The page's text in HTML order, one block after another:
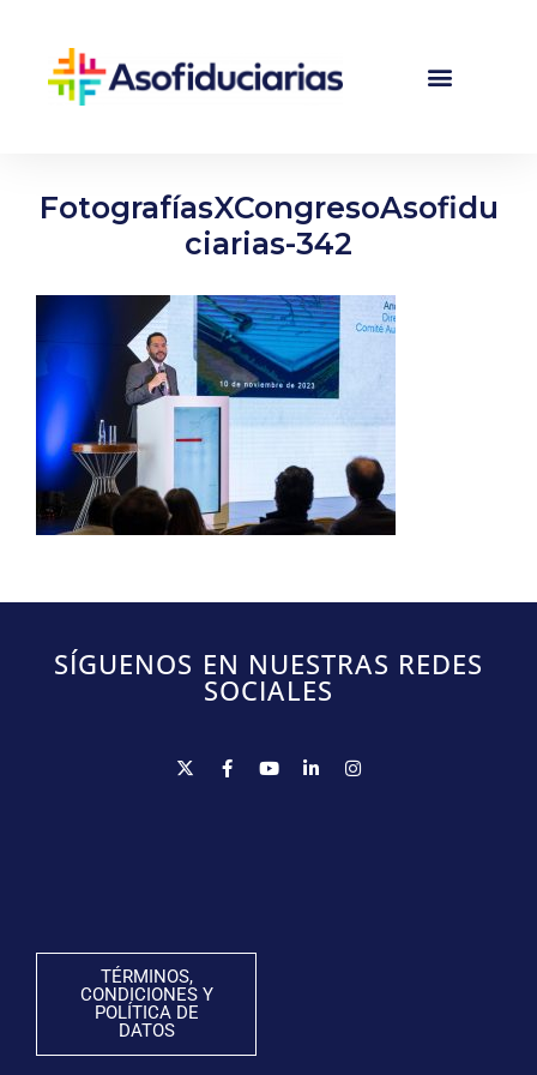
FotografíasXCongresoAsofidu
ciarias-342
SÍGUENOS EN NUESTRAS REDES
SOCIALES
TÉRMINOS,
CONDICIONES Y
POLÍTICA DE
DATOS